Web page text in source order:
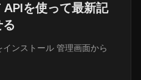
を使って最新記
インストール 管理画面から